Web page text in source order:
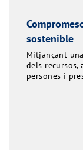
sostenible
Mitjançant
dels
persones i